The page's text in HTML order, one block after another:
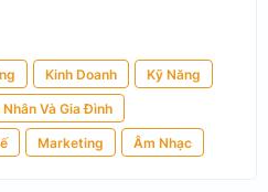
Kinh Doanh Kỹ Năng
Nhân Và Gia Đình
Marketing Âm Nhạc